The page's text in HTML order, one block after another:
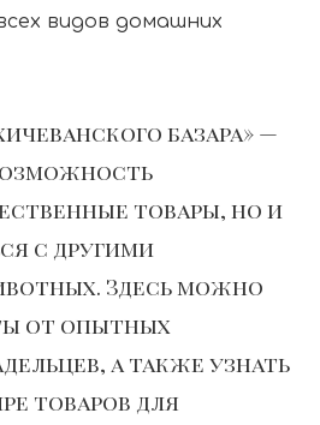
видов домашних
базара» —
товары, но и
с другими
Здесь можно
от опытных
а также узнать
товаров для